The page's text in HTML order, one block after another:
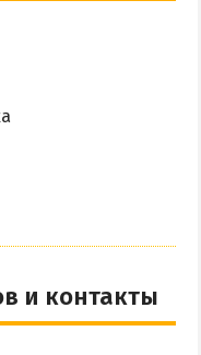
и контакты